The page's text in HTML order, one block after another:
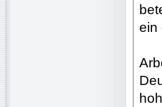
ein